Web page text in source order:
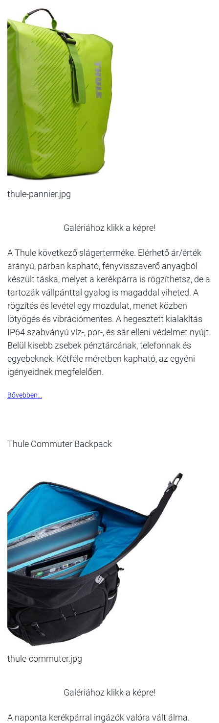
thule-pannier.jpg
Galériához klikk a képre!
A Thule következő slágerterméke. Elérhető ár/érték
arányú, párban kapható, fényvisszaverő anyagból
készült táska, melyet a kerékpárra is rögzíthetsz, de a
tartozák vállpánttal gyalog is magaddal viheted. A
rögzítés és levétel egy mozdulat, menet közben
lötyögés és vibrációmentes. A hegesztett kialakítás
IP64 szabványú víz-, por-, és sár elleni védelmet nyújt.
Belül kisebb zsebek pénztárcának, telefonnak és
egyebeknek. Kétféle méretben kapható, az egyéni
igényeidnek megfelelően.
Bővebben...
Thule Commuter Backpack
thule-commuter.jpg
Galériához klikk a képre!
A naponta kerékpárral ingázók valóra vált álma.